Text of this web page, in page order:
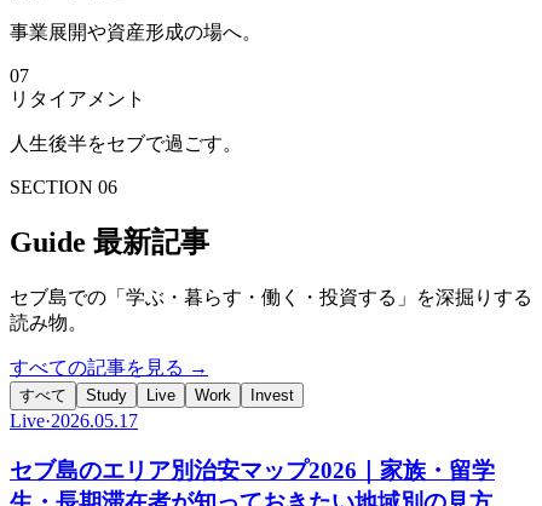
事業展開や資産形成の場へ。
07
リタイアメント
人生後半をセブで過ごす。
SECTION 06
Guide 最新記事
セブ島での「学ぶ・暮らす・働く・投資する」を深掘りする
読み物。
すべての記事を見る →
すべて Study Live Work Invest
Live·2026.05.17
セブ島のエリア別治安マップ2026｜家族・留学